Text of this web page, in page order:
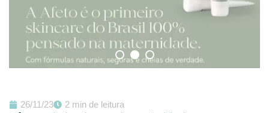
26/11/23 2 min de leitura